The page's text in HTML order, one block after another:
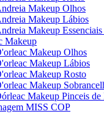
Makeup Olhos
Makeup Lábios
Makeup
Makeup
Makeup Olhos
Makeup Lábios
Makeup Rosto
Makeup
Makeup Pinceis de
MISS COP